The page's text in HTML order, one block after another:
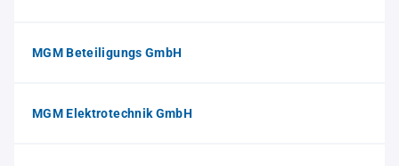
MGM Beteiligungs GmbH
MGM Elektrotechnik GmbH